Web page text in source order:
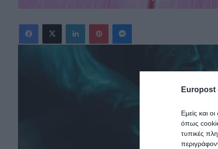
Europost
Εμείς και
όπως
τυπικές
X